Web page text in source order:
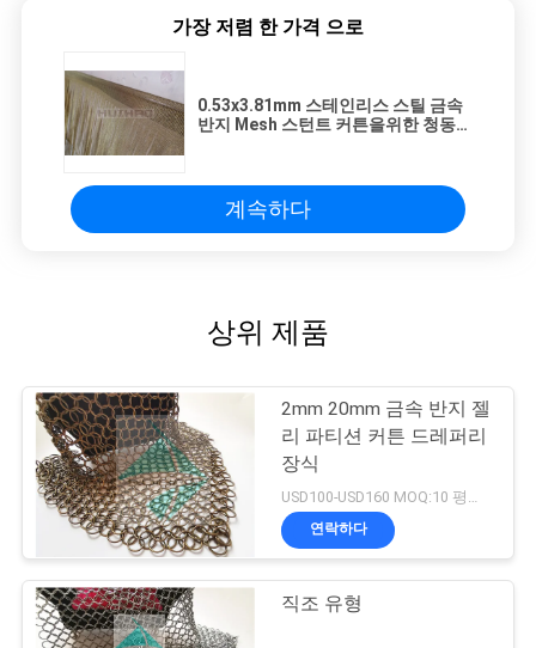
가장 저렴 한 가격 으로
0.53x3.81mm 스테인리스 스틸 금속
반지 Mesh 스턴트 커튼을위한 청동
계속하다
상위 제품
2mm 20mm 금속 반지 젤
리 파티션 커튼 드레퍼리
장식
연락하다
직조 유형